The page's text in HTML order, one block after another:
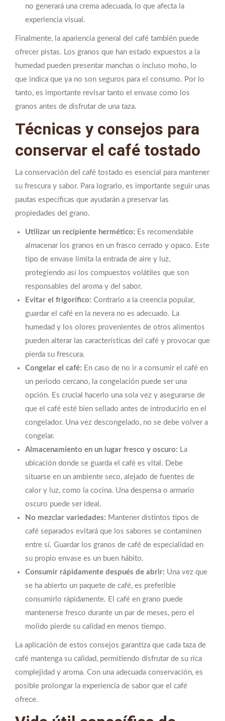
no generará una crema adecuada, lo que afecta la
experiencia visual.
Finalmente, la apariencia general del café también puede
ofrecer pistas. Los granos que han estado expuestos a la
humedad pueden presentar manchas o incluso moho, lo
que indica que ya no son seguros para el consumo. Por lo
tanto, es importante revisar tanto el envase como los
granos antes de disfrutar de una taza.
Técnicas y consejos para
conservar el café tostado
La conservación del café tostado es esencial para mantener
su frescura y sabor. Para lograrlo, es importante seguir unas
pautas específicas que ayudarán a preservar las
propiedades del grano.
Utilizar un recipiente hermético: Es recomendable
almacenar los granos en un frasco cerrado y opaco. Este
tipo de envase limita la entrada de aire y luz,
protegiendo así los compuestos volátiles que son
responsables del aroma y del sabor.
Evitar el frigorífico: Contrario a la creencia popular,
guardar el café en la nevera no es adecuado. La
humedad y los olores provenientes de otros alimentos
pueden alterar las características del café y provocar que
pierda su frescura.
Congelar el café: En caso de no ir a consumir el café en
un periodo cercano, la congelación puede ser una
opción. Es crucial hacerlo una sola vez y asegurarse de
que el café esté bien sellado antes de introducirlo en el
congelador. Una vez descongelado, no se debe volver a
congelar.
Almacenamiento en un lugar fresco y oscuro: La
ubicación donde se guarda el café es vital. Debe
situarse en un ambiente seco, alejado de fuentes de
calor y luz, como la cocina. Una despensa o armario
oscuro puede ser ideal.
No mezclar variedades: Mantener distintos tipos de
café separados evitará que los sabores se contaminen
entre sí. Guardar los granos de café de especialidad en
su propio envase es un buen hábito.
Consumir rápidamente después de abrir: Una vez que
se ha abierto un paquete de café, es preferible
consumirlo rápidamente. El café en grano puede
mantenerse fresco durante un par de meses, pero el
molido pierde su calidad en menos tiempo.
La aplicación de estos consejos garantiza que cada taza de
café mantenga su calidad, permitiendo disfrutar de su rica
complejidad y aroma. Con una adecuada conservación, es
posible prolongar la experiencia de sabor que el café
ofrece.